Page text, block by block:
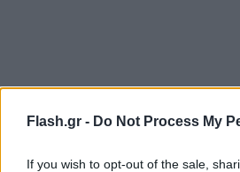
Flash.gr - Do Not Process My
If you wish to opt-out of the sale,